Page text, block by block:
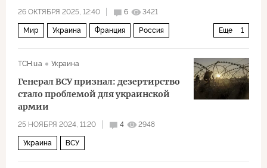
26 ОКТЯБРЯ 2025, 12:40 6 3421
Еще 1
Мир Украина Франция Россия
ТСН.ua
Украина
Генерал ВСУ признал: дезертирство
стало проблемой для украинской
армии
25 НОЯБРЯ 2024, 11:20 4 2948
Украина ВСУ